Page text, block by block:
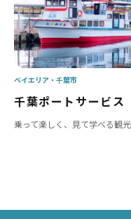
千葉ポートサービス
乗って楽しく、見て学べる観
ベイエリア 千葉市